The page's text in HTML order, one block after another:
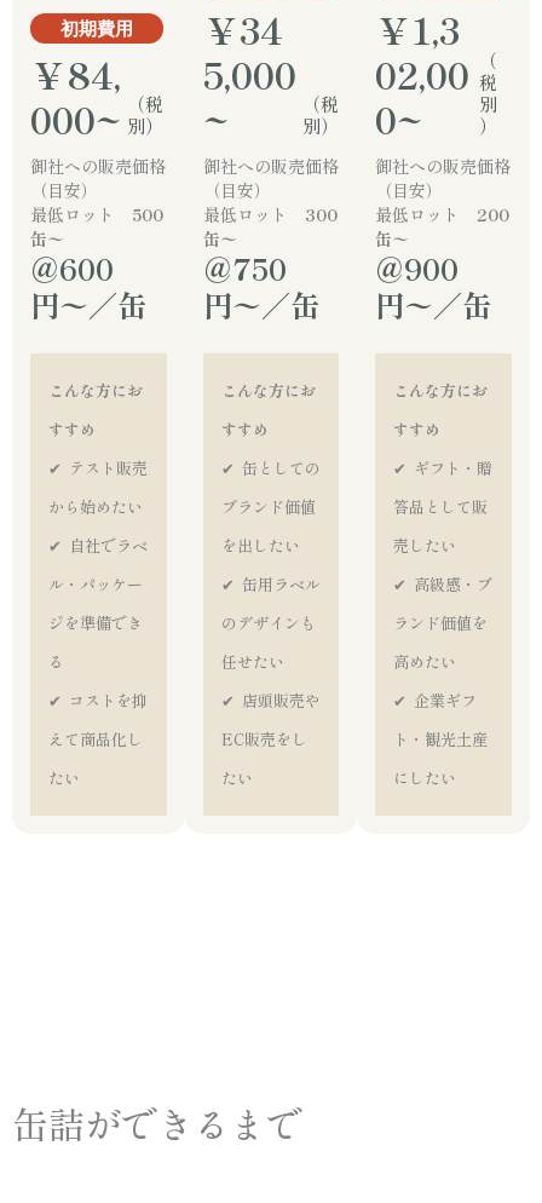
初期費用
￥84,
000~
（税
別）
御社への販売価格
（目安）
最低ロット 500
缶〜
＠600
円〜／缶
こんな方にお
すすめ
✔︎ テスト販売
から始めたい
✔︎ 自社でラベ
ル・パッケー
ジを準備でき
る
✔︎ コストを抑
えて商品化し
たい
￥34
5,000
~
（税
別）
御社への販売価格
（目安）
最低ロット 300
缶〜
＠750
円〜／缶
こんな方にお
すすめ
✔︎ 缶としての
ブランド価値
を出したい
✔︎ 缶用ラベル
のデザインも
任せたい
✔︎ 店頭販売や
EC販売をし
たい
￥1,3
02,00
0~
（
税
別
）
御社への販売価格
（目安）
最低ロット 200
缶〜
＠900
円〜／缶
こんな方にお
すすめ
✔︎ ギフト・贈
答品として販
売したい
✔︎ 高級感・ブ
ランド価値を
高めたい
✔︎ 企業ギフ
ト・観光土産
にしたい
缶詰ができるまで